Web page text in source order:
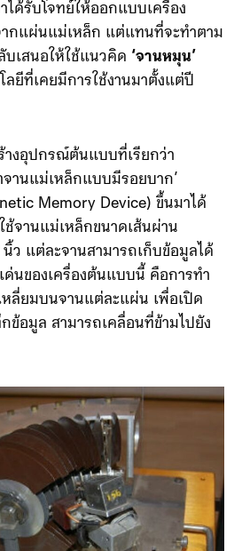
านมาตรฐานแห่งชาติของสหรัฐฯ
าว ทำงานเป็นที่ปรึกษาด้านการ
ด้รับโจทย์ให้ออกแบบเครื่อง
กแผ่นแม่เหล็ก แต่แทนที่จะทำตาม
เสนอให้ใช้แนวคิด
างอุปกรณ์ต้นแบบที่เรียกว่า
านแม่เหล็กแบบมีรอยบาก’
Memory Device) ขึ้นมาได้
ช้จานแม่เหล็กขนาดเส้นผ่าน
ว แต่ละจานสามารถเก็บข้อมูลได้
นของเครื่องต้นแบบนี้ คือการทำ
หลี่ยมบนจานแต่ละแผ่น เพื่อเปิด